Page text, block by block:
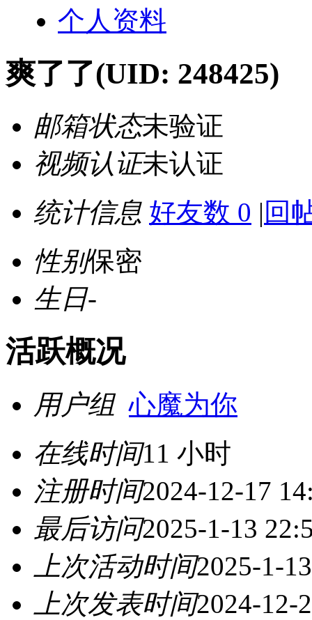
个人资料
爽了了(UID: 248425)
邮箱状态未验证
视频认证未认证
统计信息 好友数 0 | 回
性别保密
生日-
活跃概况
用户组心魔为你
在线时间11 小时
注册时间2024-12-17
最后访问2025-1-13
上次活动时间2025-1-
上次发表时间2024-12-